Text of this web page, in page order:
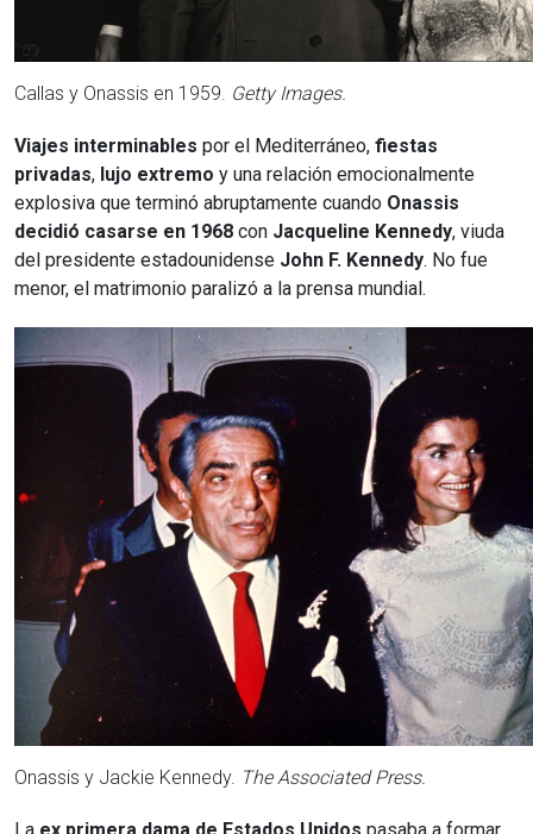
Callas y Onassis en 1959. Getty Images.
Viajes interminables por el Mediterráneo, fiestas
privadas, lujo extremo y una relación emocionalmente
explosiva que terminó abruptamente cuando Onassis
decidió casarse en 1968 con Jacqueline Kennedy, viuda
del presidente estadounidense John F. Kennedy. No fue
menor, el matrimonio paralizó a la prensa mundial.
Onassis y Jackie Kennedy. The Associated Press.